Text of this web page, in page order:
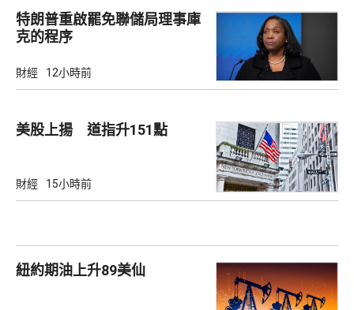
特朗普重啟罷免聯儲局理事庫
克的程序
財經 12小時前
美股上揚 道指升151點
財經 15小時前
紐約期油上升89美仙